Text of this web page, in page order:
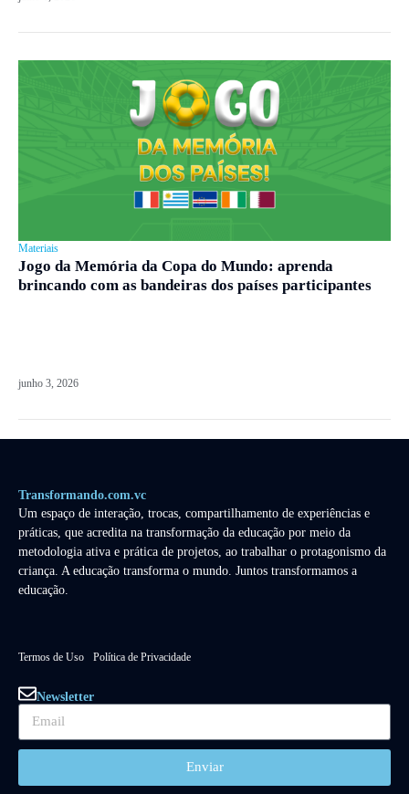
Materiais
Jogo da Memória da Copa do Mundo: aprenda
brincando com as bandeiras dos países participantes
junho 3, 2026
Transformando.com.vc
Um espaço de interação, trocas, compartilhamento de experiências e
práticas, que acredita na transformação da educação por meio da
metodologia ativa e prática de projetos, ao trabalhar o protagonismo da
criança. A educação transforma o mundo. Juntos transformamos a
educação.
Termos de Uso Política de Privacidade
Newsletter
Enviar